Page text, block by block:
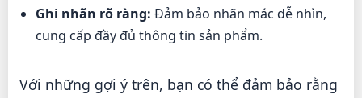
Ghi nhãn rõ ràng: Đảm bảo nhãn mác dễ nhìn,
cung cấp đầy đủ thông tin sản phẩm.
Với những gợi ý trên, bạn có thể đảm bảo rằng